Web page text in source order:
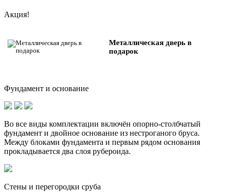
Акция!
Металлическая дверь в
подарок
Фундамент и основание
Во все виды комплектации включён опорно-столбчатый
фундамент и двойное основание из нестроганого бруса.
Между блоками фундамента и первым рядом основания
прокладывается два слоя рубероида.
Стены и перегородки сруба